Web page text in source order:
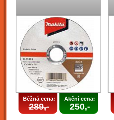
Běžná cena:
289,-
Akční cena:
250,-